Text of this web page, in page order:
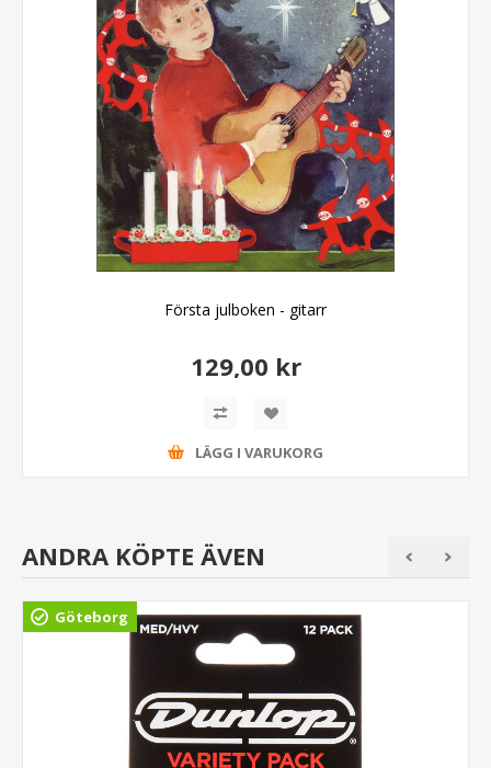
Första julboken - gitarr
129,00 kr
LÄGG I VARUKORG
ANDRA KÖPTE ÄVEN
Göteborg